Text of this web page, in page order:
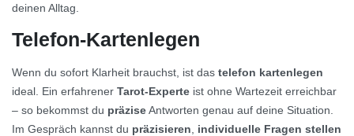
deinen Alltag.
Telefon-Kartenlegen
Wenn du sofort Klarheit brauchst, ist das telefon kartenlegen
ideal. Ein erfahrener Tarot-Experte ist ohne Wartezeit erreichbar
– so bekommst du präziseAntworten genau auf deine Situation.
Im Gespräch kannst du präzisieren
individuelle Fragen stellen